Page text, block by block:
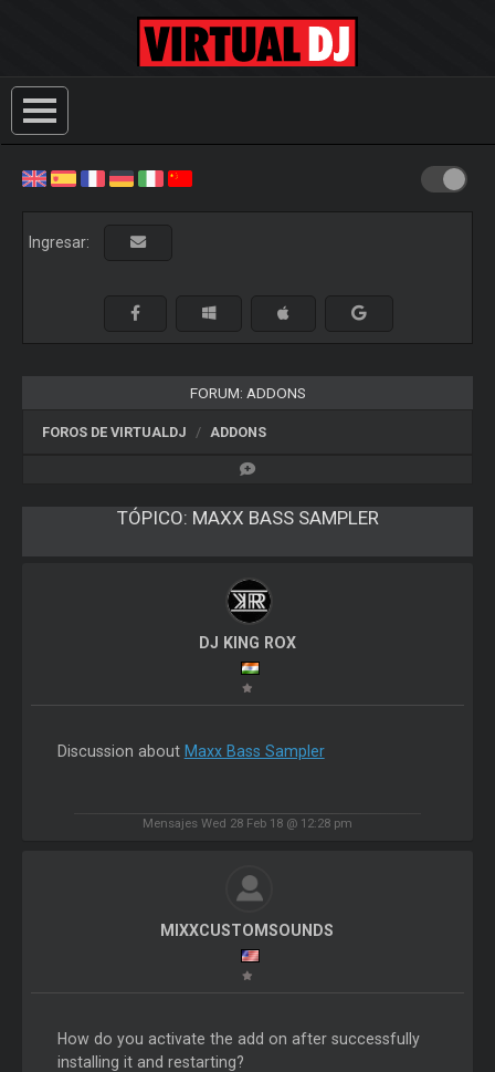
Ingresar:
FORUM: ADDONS
FOROS DE VIRTUALDJ ADDONS
TÓPICO: MAXX BASS SAMPLER
DJ KING ROX
Discussion about Maxx Bass Sampler
Mensajes Wed 28 Feb 18 @ 12:28 pm
MIXXCUSTOMSOUNDS
How do you activate the add on after successfully
installing it and restarting?